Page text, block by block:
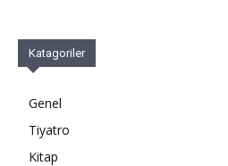
Katagoriler
Genel
Tiyatro
Kitap